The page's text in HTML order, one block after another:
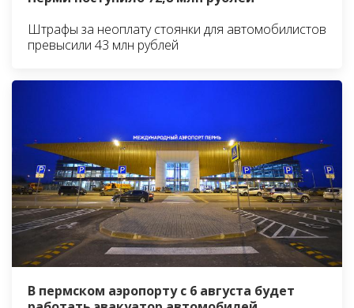
Штрафы за неоплату стоянки для автомобилистов
превысили 43 млн рублей
В пермском аэропорту с 6 августа будет